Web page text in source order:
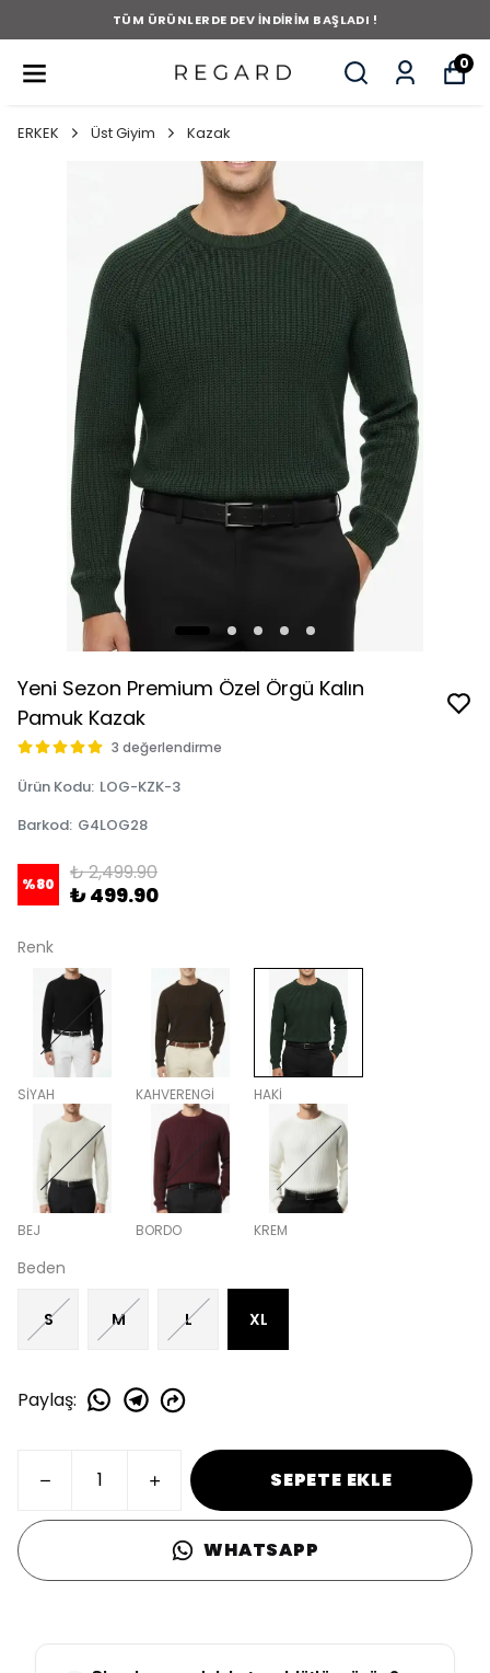
TÜM ÜRÜNLERDE DEV İNDİRİM BAŞLADI !
0
ERKEK Üst Giyim Kazak
Yeni Sezon Premium Özel Örgü Kalın
Pamuk Kazak
3 değerlendirme
Ürün Kodu: LOG-KZK-3
Barkod: G4LOG28
%80 ₺ 2,499.90
₺ 499.90
Renk
SİYAH KAHVERENGİ HAKİ
BEJ BORDO KREM
Beden
S M L XL
Paylaş:
SEPETE EKLE
WHATSAPP